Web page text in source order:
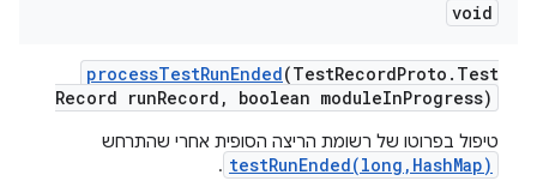
void
processTestRunEnded(TestRecordProto . Test
Record runRecord , boolean moduleInProgress)
טיפול בפרוטו של רשומת הריצה הסופית אחרי שהתרחש
testRunEnded(long,HashMap)
.